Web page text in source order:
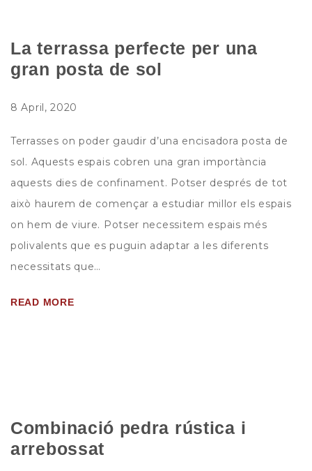
La terrassa perfecte per una
gran posta de sol
8 April, 2020
Terrasses on poder gaudir d’una encisadora posta de
sol. Aquests espais cobren una gran importància
aquests dies de confinament. Potser després de tot
això haurem de començar a estudiar millor els espais
on hem de viure. Potser necessitem espais més
polivalents que es puguin adaptar a les diferents
necessitats que…
READ MORE
Combinació pedra rústica i
arrebossat